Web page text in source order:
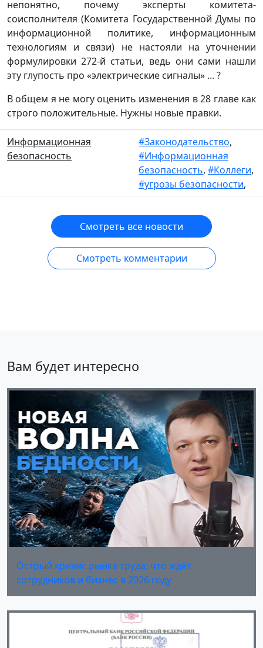
непонятно, почему эксперты комитета-
соисполнителя (Комитета Государственной Думы по
информационной политике, информационным
технологиям и связи) не настояли на уточнении
формулировки 272-й статьи, ведь они сами нашли
эту глупость про «электрические сигналы» ... ?
В общем я не могу оценить изменения в 28 главе как
строго положительные. Нужны новые правки.
Информационная
безопасность
#Законодательство,
#Информационная
безопасность, #Коллеги,
#угрозы безопасности,
Смотреть все новости
Смотреть комментарии
Вам будет интересно
Острый кризис рынка труда: что ждёт
сотрудников и бизнес в 2026 году